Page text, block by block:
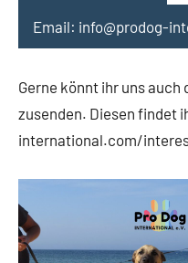
Email: info@prodog-
Gerne könnt ihr uns
zusenden. Diesen
international.com/